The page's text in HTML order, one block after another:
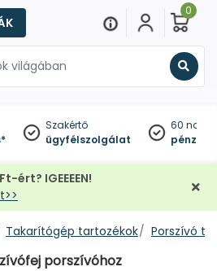
0
Szakértő
ügyfélszolgálat
60
ért? IGEEEEN!
Takarítógép tartozékok Porszívó
porszívóhoz